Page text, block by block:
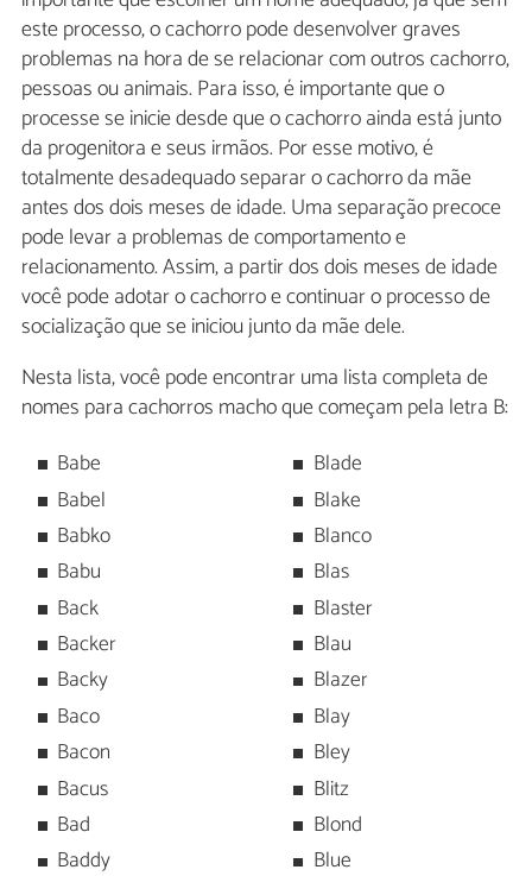
este processo, o cachorro pode desenvolver graves
problemas na hora de se relacionar com outros cachorro,
pessoas ou animais. Para isso, é importante que o
processe se inicie desde que o cachorro ainda está junto
da progenitora e seus irmãos. Por esse motivo, é
totalmente desadequado separar o cachorro da mãe
antes dos dois meses de idade. Uma separação precoce
pode levar a problemas de comportamento e
relacionamento. Assim, a partir dos dois meses de idade
você pode adotar o cachorro e continuar o processo de
socialização que se iniciou junto da mãe dele.
Nesta lista, você pode encontrar uma lista completa de
nomes para cachorros macho que começam pela letra B:
Babe
Babel
Babko
Babu
Back
Backer
Backy
Baco
Bacon
Bacus
Bad
Baddy
Blade
Blake
Blanco
Blas
Blaster
Blau
Blazer
Blay
Bley
Blitz
Blond
Blue